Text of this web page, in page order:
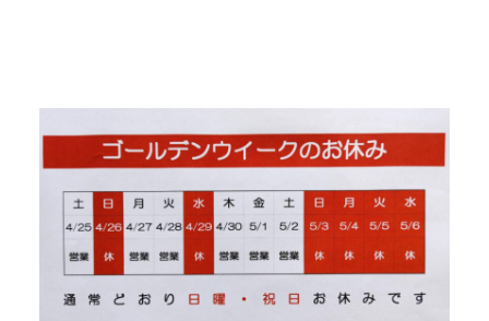
お問い合わせ